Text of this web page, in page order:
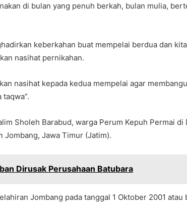
di bulan yang penuh berkah, bulan mulia,
keberkahan buat mempelai berdua dan
nasihat pernikahan.
nasihat kepada kedua mempelai agar
taqwa”.
Sholeh Barabud, warga Perum Kepuh Permai di
Jombang, Jawa Timur (Jatim).
Dirusak Perusahaan Batubara
Jombang pada tanggal 1 Oktober 2001 atau